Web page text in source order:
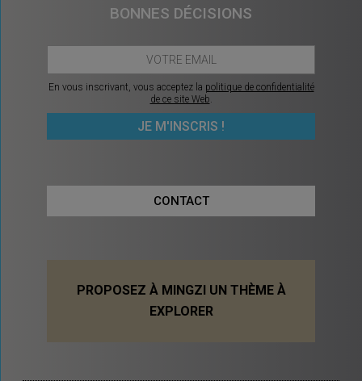
BONNES DÉCISIONS
En vous inscrivant, vous acceptez la politique de confidentialité
de ce site Web.
CONTACT
PROPOSEZ À MINGZI UN THÈME À
EXPLORER